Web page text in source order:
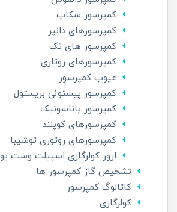
کمپرسور سکاپ
کمپرسورهای دانپر
کمپرسور های تک
کمپرسورهای روتاری
عیوب کمپرسور
کمپرسور پیستونی بریستول
کمپرسور پاناسونیک
کمپرسورهای کوپلند
کمپرسورهای روتوری توشیبا
ارور کولرگازی اسپیلت وست
تشخیص گاز کمپرسور ها
کاتالوگ کمپرسور
کولرگازی